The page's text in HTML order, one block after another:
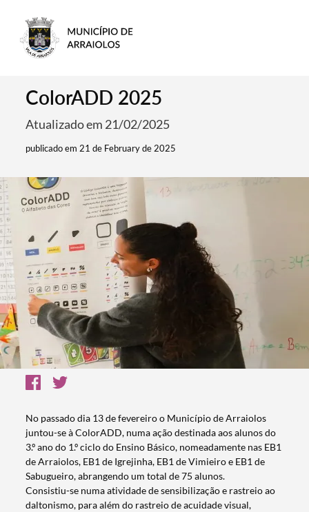
ColorADD 2025
Atualizado em 21/02/2025
publicado em 21 de February de 2025
No passado dia 13 de fevereiro o Município de Arraiolos
juntou-se à ColorADD, numa ação destinada aos alunos do
3.º ano do 1.º ciclo do Ensino Básico, nomeadamente nas EB1
de Arraiolos, EB1 de Igrejinha, EB1 de Vimieiro e EB1 de
Sabugueiro, abrangendo um total de 75 alunos.
Consistiu-se numa atividade de sensibilização e rastreio ao
daltonismo, para além do rastreio de acuidade visual,